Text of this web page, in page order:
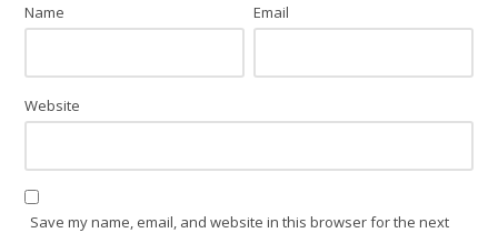
Name Email
Website
Save my name, email, and website in this browser for the next